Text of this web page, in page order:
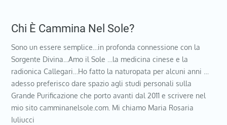
Chi È Cammina Nel Sole?
Sono un essere semplice…in profonda connessione con la
Sorgente Divina…Amo il Sole …la medicina cinese e la
radionica Callegari…Ho fatto la naturopata per alcuni anni …
adesso preferisco dare spazio agli studi personali sulla
Grande Purificazione che porto avanti dal 2011 e scrivere nel
mio sito camminanelsole.com. Mi chiamo Maria Rosaria
Iuliucci